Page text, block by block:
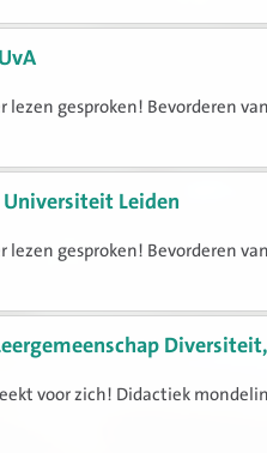
lezen gesproken! Bevorderen
Leiden
lezen gesproken! Bevorderen
voor zich! Didactiek